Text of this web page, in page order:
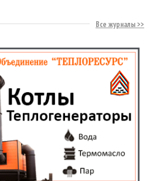
Все журналы